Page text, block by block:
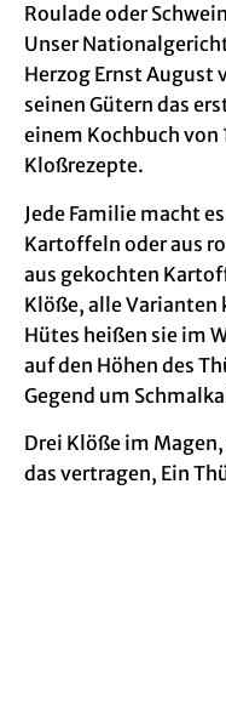
Roulade oder
Unser
Herzog Ernst August
seinen Gütern das
einem Kochbuch von
Kloßrezepte.
Jede Familie macht
Kartoffeln oder aus
aus gekochten
Klöße, alle
Hütes heißen sie im
auf den Höhen des
Gegend um
Drei Klöße im
das vertragen, Ein